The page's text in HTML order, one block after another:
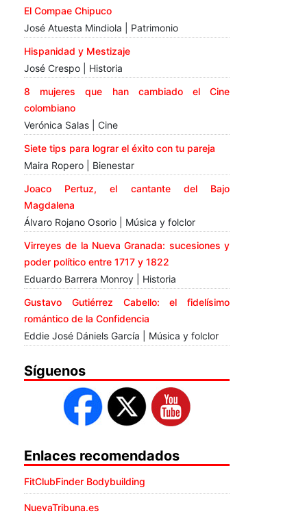
El Compae Chipuco
José Atuesta Mindiola | Patrimonio
Hispanidad y Mestizaje
José Crespo | Historia
8 mujeres que han cambiado el Cine
colombiano
Verónica Salas | Cine
Siete tips para lograr el éxito con tu pareja
Maira Ropero | Bienestar
Joaco Pertuz, el cantante del Bajo
Magdalena
Álvaro Rojano Osorio | Música y folclor
Virreyes de la Nueva Granada: sucesiones y
poder político entre 1717 y 1822
Eduardo Barrera Monroy | Historia
Gustavo Gutiérrez Cabello: el fidelísimo
romántico de la Confidencia
Eddie José Dániels García | Música y folclor
Síguenos
Enlaces recomendados
FitClubFinder Bodybuilding
NuevaTribuna.es